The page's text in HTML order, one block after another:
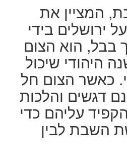
המציין את
ירושלים בידי
בבל, הוא הצום
היהודי שיכול
כאשר הצום חל
דגשים והלכות
עליהם כדי
השבת לבין